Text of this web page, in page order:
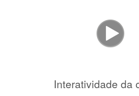
Interatividade da